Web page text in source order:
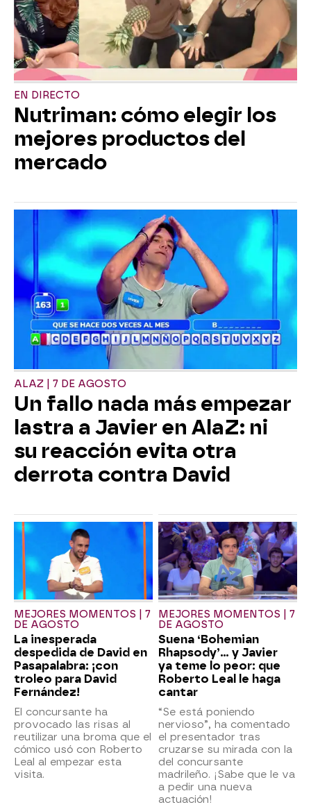
EN DIRECTO
Nutriman: cómo elegir los
mejores productos del
mercado
ALAZ | 7 DE AGOSTO
Un fallo nada más empezar
lastra a Javier en AlaZ: ni
su reacción evita otra
derrota contra David
MEJORES MOMENTOS | 7
DE AGOSTO
La inesperada
despedida de David en
Pasapalabra: ¡con
troleo para David
Fernández!
El concursante ha
provocado las risas al
reutilizar una broma que el
cómico usó con Roberto
Leal al empezar esta
visita.
MEJORES MOMENTOS | 7
DE AGOSTO
Suena ‘Bohemian
Rhapsody’... y Javier
ya teme lo peor: que
Roberto Leal le haga
cantar
“Se está poniendo
nervioso”, ha comentado
el presentador tras
cruzarse su mirada con la
del concursante
madrileño. ¡Sabe que le va
a pedir una nueva
actuación!